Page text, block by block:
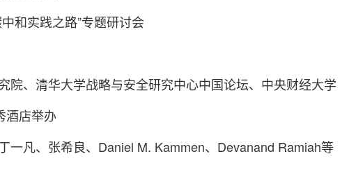
和实践之路”专题研讨会
、 清华大学战略与安全研究中心中国论坛、中央财经大学
酒店举办
一凡、张希良、Daniel M. Kammen、Devanand Ramiah等